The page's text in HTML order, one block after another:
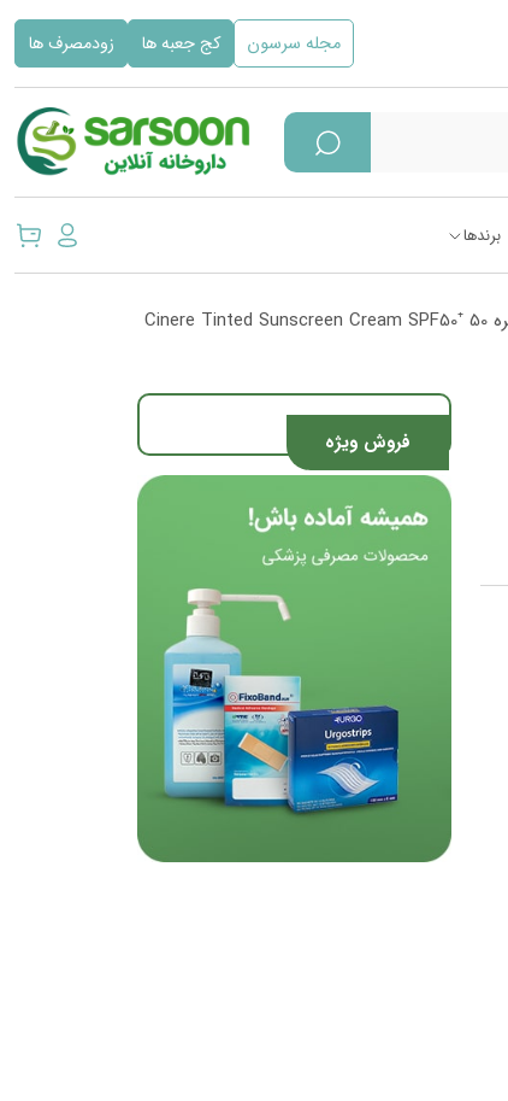
مجله سرسون کج جعبه ها زودمصرف ها
برندها
/ کرم ضد آفتاب رنگی بژطبیعی پوست چرب SPF50 سینره Cinere Tinted Sunscreen Cream SPF50⁺ 50
فروش ویژه